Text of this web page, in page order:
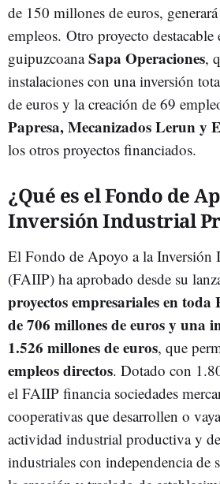
de 150 millones de euros,
empleos. Otro proyecto destacable
guipuzcoanaSapa Operaciones,
instalaciones con una inversión
de euros y la creación de 69
Papresa, Mecanizados Lerun y
los otros proyectos financiados.
¿Qué es el Fondo de
Inversión Industrial
El Fondo de Apoyo a la Inversión
(FAIIP) ha aprobado desde su
proyectos empresariales en
de 706 millones de euros y una
1.526 millones de euros, que
empleos directos. Dotado con
el FAIIP financia sociedades
cooperativas que desarrollen o
actividad industrial productiva y
industriales con independencia de